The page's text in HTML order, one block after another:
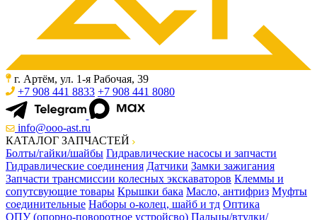
г. Артём, ул. 1-я Рабочая, 39
+7 908 441 8833 +7 908 441 8080
info@ooo-ast.ru
КАТАЛОГ ЗАПЧАСТЕЙ
Болты/гайки/шайбы Гидравлические насосы и запчасти
Гидравлические соединения Датчики Замки зажигания
Запчасти трансмиссии колесных экскаваторов Клеммы и
сопутсвующие товары Крышки бака Масло, антифриз Муфты
соединительные Наборы о-колец, шайб и тд Оптика
ОПУ (опорно-поворотное устройсво) Пальцы/втулки/